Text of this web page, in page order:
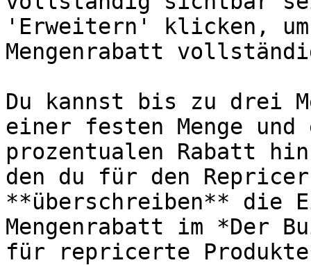
'Erweitern' klicken,
Mengenrabatt
Du kannst bis zu drei
einer festen Menge
prozentualen Rabatt
den du für den
**überschreiben** die
Mengenrabatt im *Der
für repricerte